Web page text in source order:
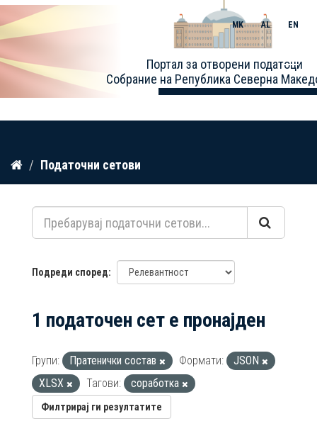
Прескокнете
содржина
Портал за отворени податоци
Собрание на Република Северна
MK AL EN
Toggle
Податочни сетови
Подреди според
1 податочен сет е пронајден
Групи: Пратенички состав Формати:
JSON
XLSX
Тагови: соработка
Филтрирај ги резултатите